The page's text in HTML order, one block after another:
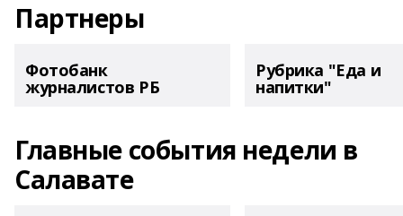
Партнеры
Фотобанк
журналистов РБ
Рубрика "Еда и
напитки"
Главные события недели в
Салавате